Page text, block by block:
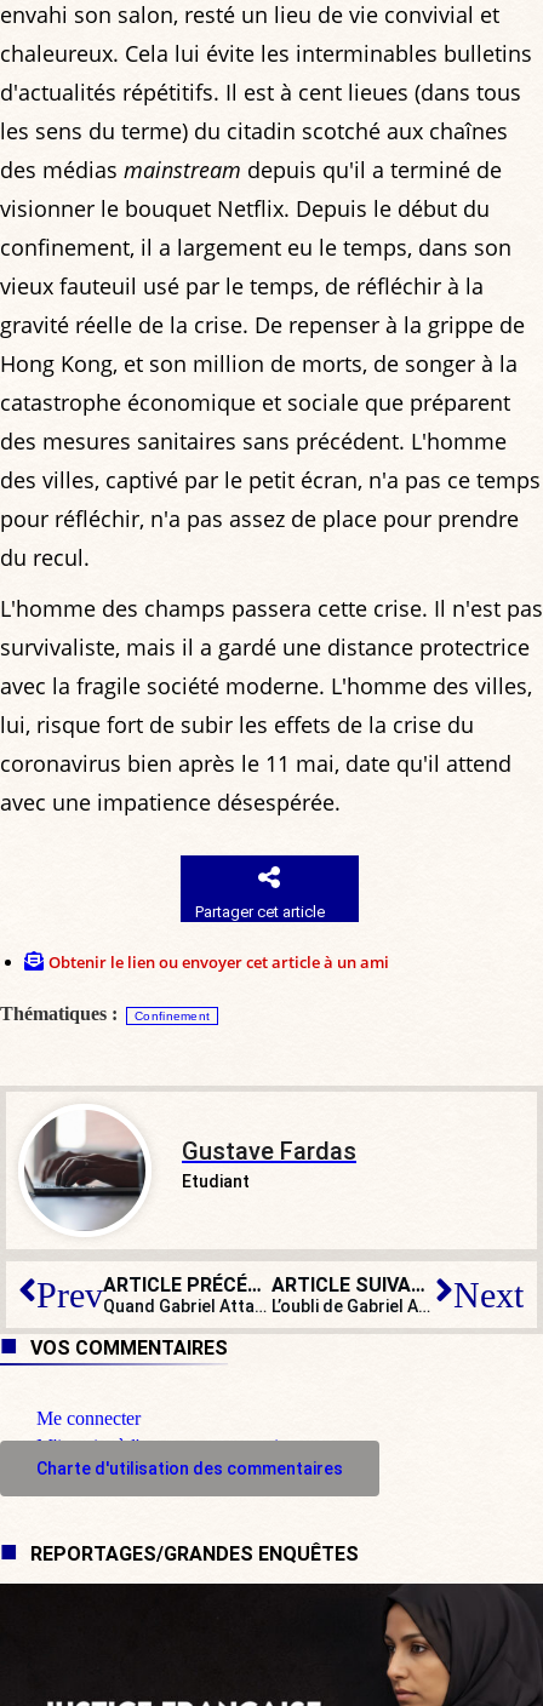
envahi son salon, resté un lieu de vie convivial et
chaleureux. Cela lui évite les interminables bulletins
d'actualités répétitifs. Il est à cent lieues (dans tous
les sens du terme) du citadin scotché aux chaînes
des médias mainstream depuis qu'il a terminé de
visionner le bouquet Netflix. Depuis le début du
confinement, il a largement eu le temps, dans son
vieux fauteuil usé par le temps, de réfléchir à la
gravité réelle de la crise. De repenser à la grippe de
Hong Kong, et son million de morts, de songer à la
catastrophe économique et sociale que préparent
des mesures sanitaires sans précédent. L'homme
des villes, captivé par le petit écran, n'a pas ce temps
pour réfléchir, n'a pas assez de place pour prendre
du recul.
L'homme des champs passera cette crise. Il n'est pas
survivaliste, mais il a gardé une distance protectrice
avec la fragile société moderne. L'homme des villes,
lui, risque fort de subir les effets de la crise du
coronavirus bien après le 11 mai, date qu'il attend
avec une impatience désespérée.
Partager cet article
Obtenir le lien ou envoyer cet article à un ami
Thématiques : Confinement
Gustave Fardas
Etudiant
Prev ARTICLE PRÉCÉDENT
Quand Gabriel Attal oublie le coût de l’immigration
ARTICLE SUIVANT
L’oubli de Gabriel Attal quand il était ministre des Comptes publics Next
VOS COMMENTAIRES
Me connecter
M'inscrire à l'espace commentaire
Charte d'utilisation des commentaires
REPORTAGES/GRANDES ENQUÊTES